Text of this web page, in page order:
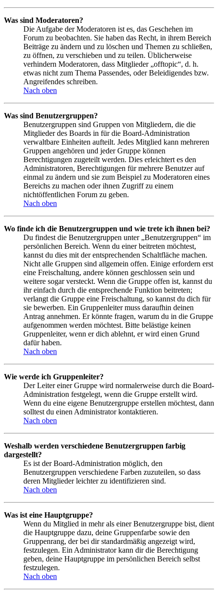
Was sind Moderatoren?
Die Aufgabe der Moderatoren ist es, das Geschehen im
Forum zu beobachten. Sie haben das Recht, in ihrem Bereich
Beiträge zu ändern und zu löschen und Themen zu schließen,
zu öffnen, zu verschieben und zu teilen. Üblicherweise
verhindern Moderatoren, dass Mitglieder „offtopic“, d. h.
etwas nicht zum Thema Passendes, oder Beleidigendes bzw.
Angreifendes schreiben.
Nach oben
Was sind Benutzergruppen?
Benutzergruppen sind Gruppen von Mitgliedern, die die
Mitglieder des Boards in für die Board-Administration
verwaltbare Einheiten aufteilt. Jedes Mitglied kann mehreren
Gruppen angehören und jeder Gruppe können
Berechtigungen zugeteilt werden. Dies erleichtert es den
Administratoren, Berechtigungen für mehrere Benutzer auf
einmal zu ändern und sie zum Beispiel zu Moderatoren eines
Bereichs zu machen oder ihnen Zugriff zu einem
nichtöffentlichen Forum zu geben.
Nach oben
Wo finde ich die Benutzergruppen und wie trete ich ihnen bei?
Du findest die Benutzergruppen unter „Benutzergruppen“ im
persönlichen Bereich. Wenn du einer beitreten möchtest,
kannst du dies mit der entsprechenden Schaltfläche machen.
Nicht alle Gruppen sind allgemein offen. Einige erfordern erst
eine Freischaltung, andere können geschlossen sein und
weitere sogar versteckt. Wenn die Gruppe offen ist, kannst du
ihr einfach durch die entsprechende Funktion beitreten;
verlangt die Gruppe eine Freischaltung, so kannst du dich für
sie bewerben. Ein Gruppenleiter muss daraufhin deinen
Antrag annehmen. Er könnte fragen, warum du in die Gruppe
aufgenommen werden möchtest. Bitte belästige keinen
Gruppenleiter, wenn er dich ablehnt, er wird einen Grund
dafür haben.
Nach oben
Wie werde ich Gruppenleiter?
Der Leiter einer Gruppe wird normalerweise durch die Board-
Administration festgelegt, wenn die Gruppe erstellt wird.
Wenn du eine eigene Benutzergruppe erstellen möchtest, dann
solltest du einen Administrator kontaktieren.
Nach oben
Weshalb werden verschiedene Benutzergruppen farbig
dargestellt?
Es ist der Board-Administration möglich, den
Benutzergruppen verschiedene Farben zuzuteilen, so dass
deren Mitglieder leichter zu identifizieren sind.
Nach oben
Was ist eine Hauptgruppe?
Wenn du Mitglied in mehr als einer Benutzergruppe bist, dient
die Hauptgruppe dazu, deine Gruppenfarbe sowie den
Gruppenrang, der bei dir standardmäßig angezeigt wird,
festzulegen. Ein Administrator kann dir die Berechtigung
geben, deine Hauptgruppe im persönlichen Bereich selbst
festzulegen.
Nach oben